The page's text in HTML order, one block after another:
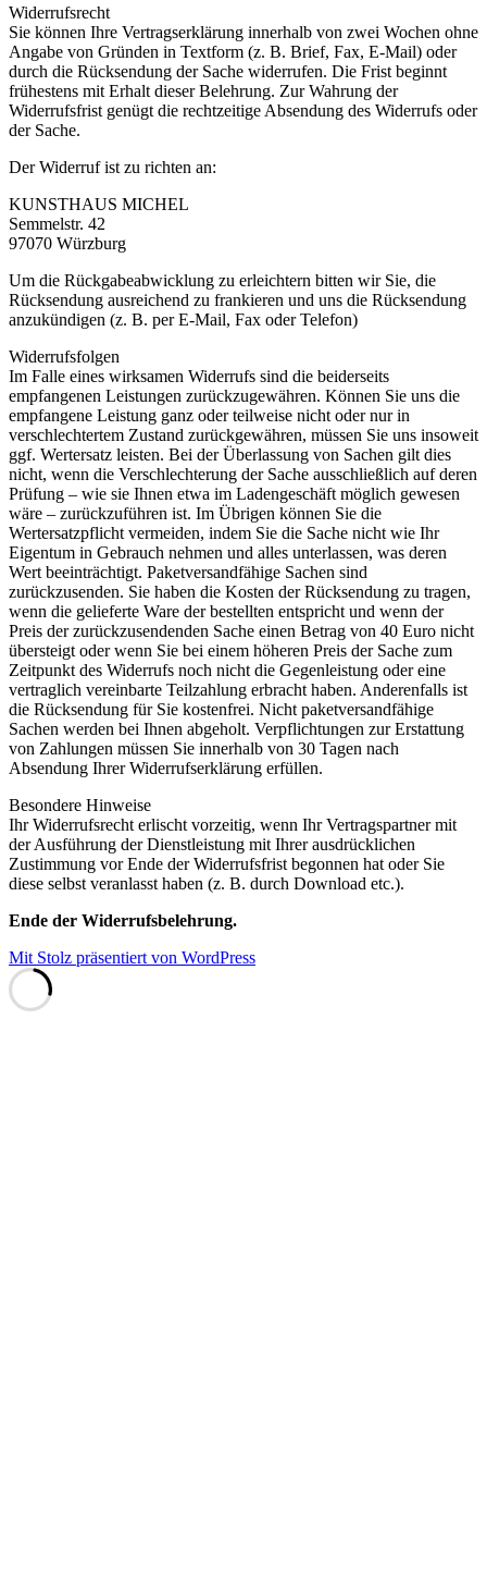
Widerrufsrecht
Sie können Ihre Vertragserklärung innerhalb von zwei Wochen ohne
Angabe von Gründen in Textform (z. B. Brief, Fax, E-Mail) oder
durch die Rücksendung der Sache widerrufen. Die Frist beginnt
frühestens mit Erhalt dieser Belehrung. Zur Wahrung der
Widerrufsfrist genügt die rechtzeitige Absendung des Widerrufs oder
der Sache.
Der Widerruf ist zu richten an:
KUNSTHAUS MICHEL
Semmelstr. 42
97070 Würzburg
Um die Rückgabeabwicklung zu erleichtern bitten wir Sie, die
Rücksendung ausreichend zu frankieren und uns die Rücksendung
anzukündigen (z. B. per E-Mail, Fax oder Telefon)
Widerrufsfolgen
Im Falle eines wirksamen Widerrufs sind die beiderseits
empfangenen Leistungen zurückzugewähren. Können Sie uns die
empfangene Leistung ganz oder teilweise nicht oder nur in
verschlechtertem Zustand zurückgewähren, müssen Sie uns insoweit
ggf. Wertersatz leisten. Bei der Überlassung von Sachen gilt dies
nicht, wenn die Verschlechterung der Sache ausschließlich auf deren
Prüfung – wie sie Ihnen etwa im Ladengeschäft möglich gewesen
wäre – zurückzuführen ist. Im Übrigen können Sie die
Wertersatzpflicht vermeiden, indem Sie die Sache nicht wie Ihr
Eigentum in Gebrauch nehmen und alles unterlassen, was deren
Wert beeinträchtigt. Paketversandfähige Sachen sind
zurückzusenden. Sie haben die Kosten der Rücksendung zu tragen,
wenn die gelieferte Ware der bestellten entspricht und wenn der
Preis der zurückzusendenden Sache einen Betrag von 40 Euro nicht
übersteigt oder wenn Sie bei einem höheren Preis der Sache zum
Zeitpunkt des Widerrufs noch nicht die Gegenleistung oder eine
vertraglich vereinbarte Teilzahlung erbracht haben. Anderenfalls ist
die Rücksendung für Sie kostenfrei. Nicht paketversandfähige
Sachen werden bei Ihnen abgeholt. Verpflichtungen zur Erstattung
von Zahlungen müssen Sie innerhalb von 30 Tagen nach
Absendung Ihrer Widerrufserklärung erfüllen.
Besondere Hinweise
Ihr Widerrufsrecht erlischt vorzeitig, wenn Ihr Vertragspartner mit
der Ausführung der Dienstleistung mit Ihrer ausdrücklichen
Zustimmung vor Ende der Widerrufsfrist begonnen hat oder Sie
diese selbst veranlasst haben (z. B. durch Download etc.).
Ende der Widerrufsbelehrung.
Mit Stolz präsentiert von WordPress